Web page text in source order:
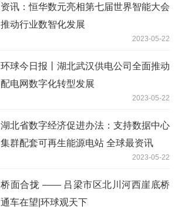
资讯：恒华数元亮相第七届世界智能大会
推动行业数智化发展
2023-05-22
环球今日报丨湖北武汉供电公司全面推动
配电网数字化转型发展
2023-05-22
湖北省数字经济促进办法：支持数据中心
集群配套可再生能源电站 全球最资讯
2023-05-22
桥面合拢 —— 吕梁市区北川河西崖底桥
通车在望|环球观天下